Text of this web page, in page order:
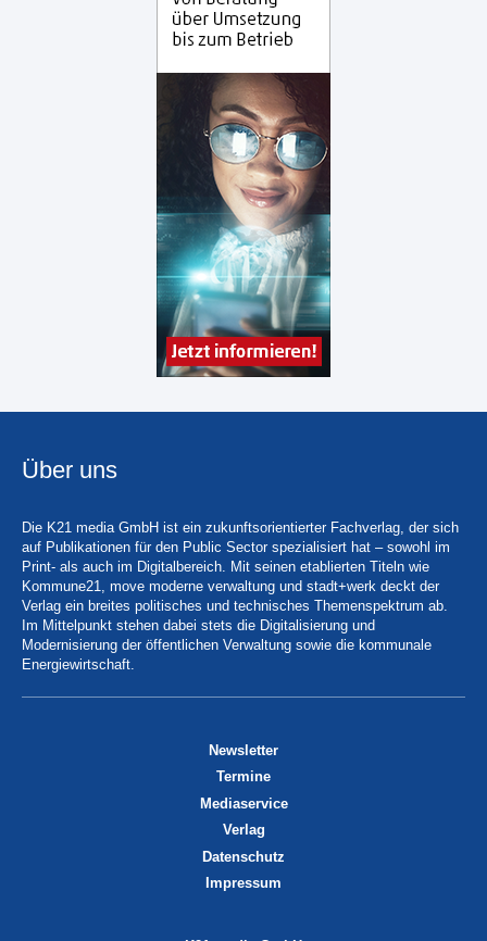
Über uns
Die K21 media GmbH ist ein zukunftsorientierter Fachverlag, der sich
auf Publikationen für den Public Sector spezialisiert hat – sowohl im
Print- als auch im Digitalbereich. Mit seinen etablierten Titeln wie
Kommune21, move moderne verwaltung und stadt+werk deckt der
Verlag ein breites politisches und technisches Themenspektrum ab.
Im Mittelpunkt stehen dabei stets die Digitalisierung und
Modernisierung der öffentlichen Verwaltung sowie die kommunale
Energiewirtschaft.
Newsletter
Termine
Mediaservice
Verlag
Datenschutz
Impressum